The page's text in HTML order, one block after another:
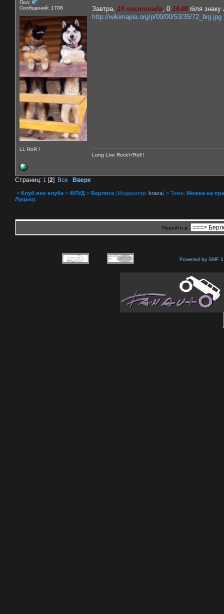
Пол:
Сообщений: 1708
LL RnR !
Завтра, 19 листопада , 0 14-00 біля
http://wikimapia.org/p/00/00/53/35/72_big.jpg
Long Live Rock'n'Roll !
Страниц: 1 [2] Все Вверх
> Клуб вне клуба > ФЛУД > Берлога (Модератор: krava) > Тема: Можна на
Луцьку.
Перейти в:
Powered by SMF